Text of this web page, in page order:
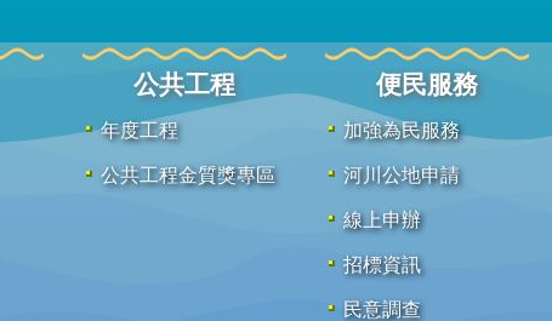
公共工程
年度工程
公共工程金質獎專區
便民服務
加強為民服務
河川公地申請
線上申辦
招標資訊
民意調查